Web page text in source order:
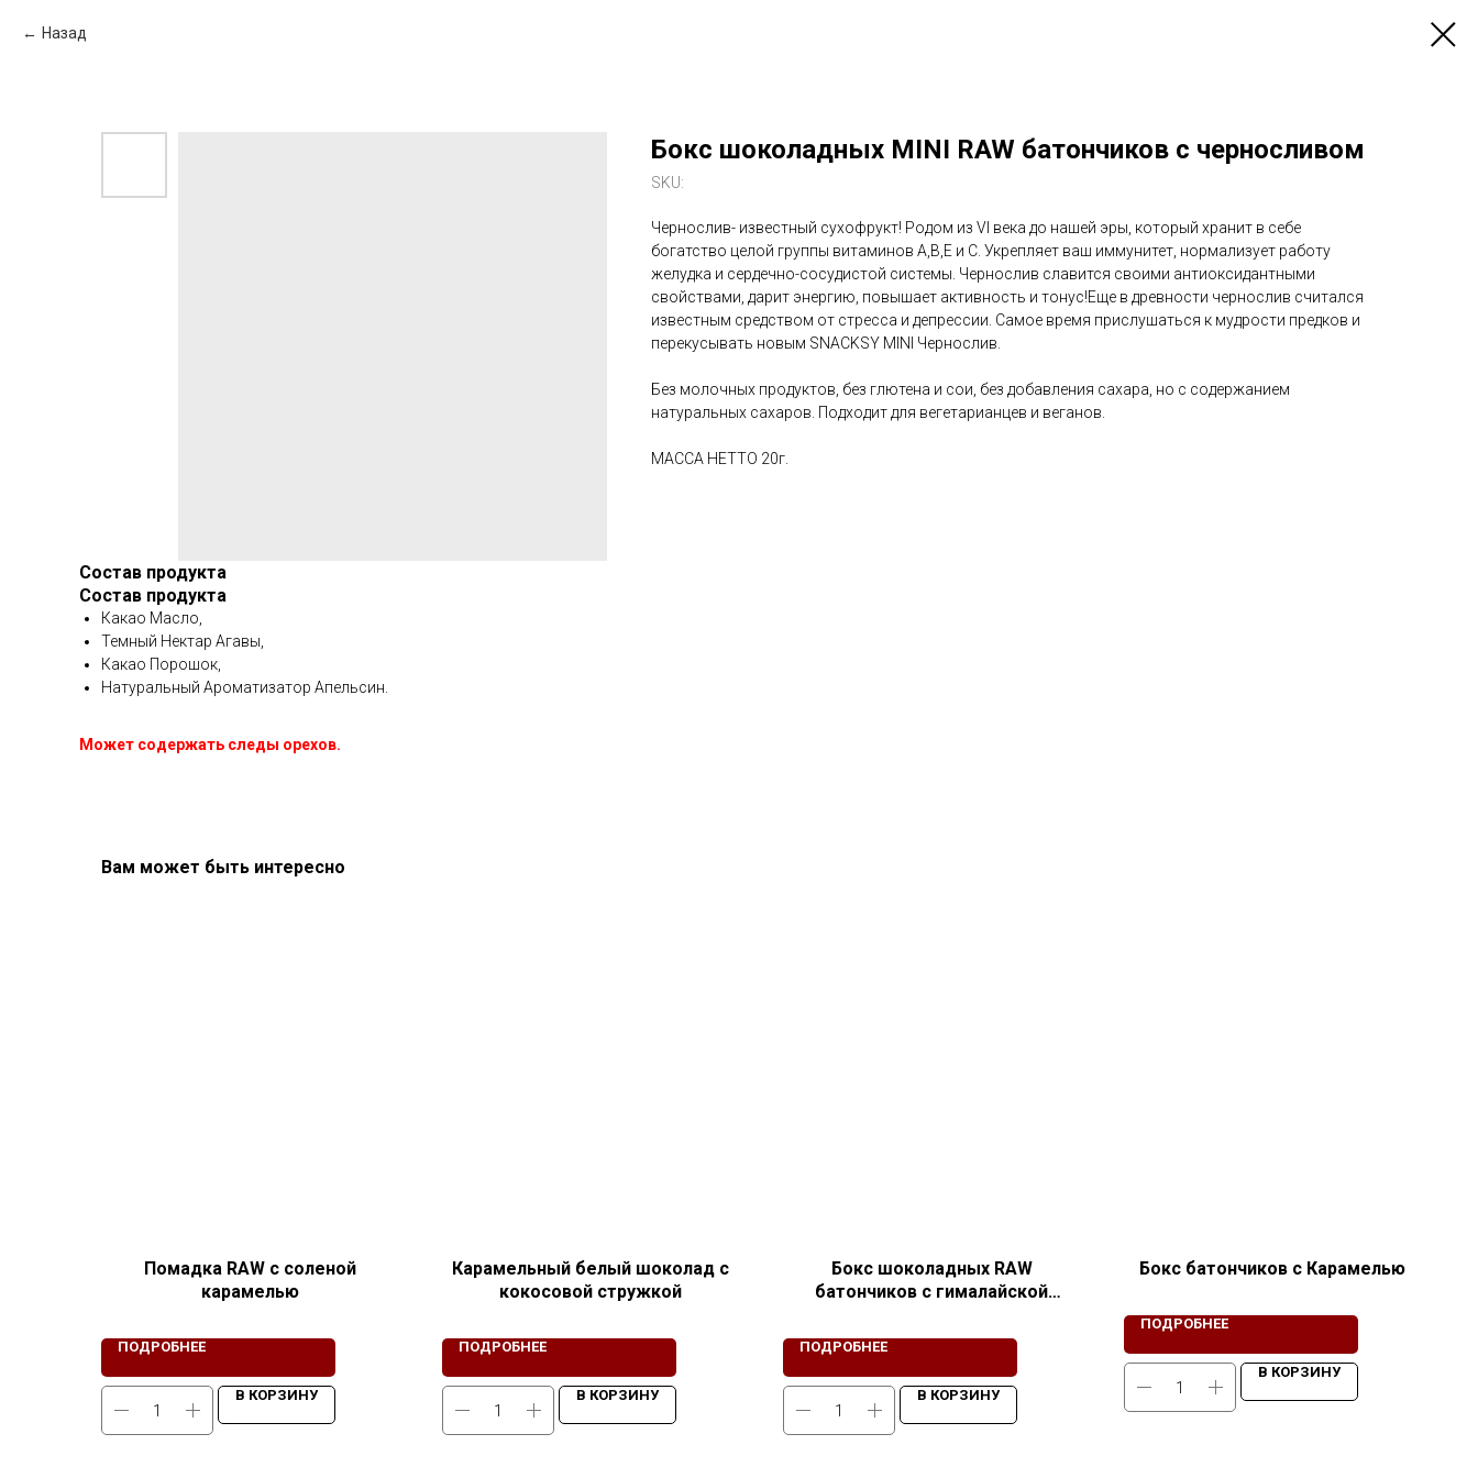
Назад
Бокс шоколадных MINI RAW батончиков с черносливом
SKU:
Чернослив- известный сухофрукт! Родом из VI века до нашей эры, который хранит в себе
богатство целой группы витаминов A,B,E и C. Укрепляет ваш иммунитет, нормализует работу
желудка и сердечно-сосудистой системы. Чернослив славится своими антиоксидантными
свойствами, дарит энергию, повышает активность и тонус!Еще в древности чернослив считался
известным средством от стресса и депрессии. Самое время прислушаться к мудрости предков и
перекусывать новым SNACKSY MINI Чернослив.
Без молочных продуктов, без глютена и сои, без добавления сахара, но с содержанием
натуральных сахаров. Подходит для вегетарианцев и веганов.
МАССА НЕТТО 20г.
Состав продукта
Состав продукта
Какао Масло,
Темный Нектар Агавы,
Какао Порошок,
Натуральный Ароматизатор Апельсин.
Может содержать следы орехов.
Вам может быть интересно
Помадка RAW с соленой
карамелью
ПОДРОБНЕЕ
В КОРЗИНУ
Карамельный белый шоколад с
кокосовой стружкой
ПОДРОБНЕЕ
В КОРЗИНУ
Бокс шоколадных RAW
батончиков с гималайской
ПОДРОБНЕЕ
В КОРЗИНУ
Бокс батончиков с Карамелью
ПОДРОБНЕЕ
В КОРЗИНУ